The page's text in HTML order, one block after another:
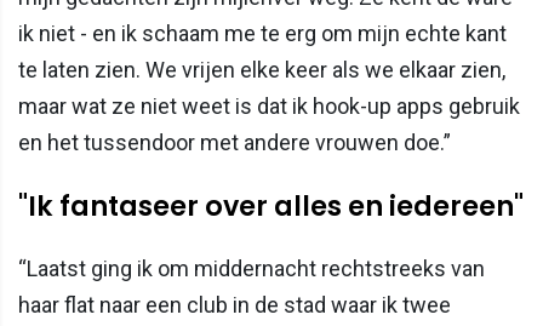
ik niet - en ik schaam me te erg om mijn echte kant
te laten zien. We vrijen elke keer als we elkaar zien,
maar wat ze niet weet is dat ik hook-up apps gebruik
en het tussendoor met andere vrouwen doe.”
"Ik fantaseer over alles en iedereen"
“Laatst ging ik om middernacht rechtstreeks van
haar flat naar een club in de stad waar ik twee